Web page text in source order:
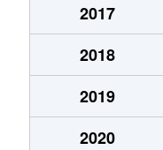
2017
2018
2019
2020